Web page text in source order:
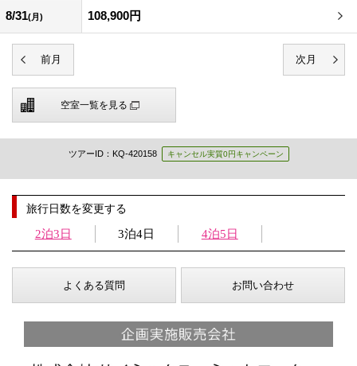
8/31(月) 108,900円
空室一覧を見る
ツアーID：KQ-420158 キャンセル実質0円キャンペーン
旅行日数を変更する
2泊3日 3泊4日 4泊5日
よくある質問 お問い合わせ